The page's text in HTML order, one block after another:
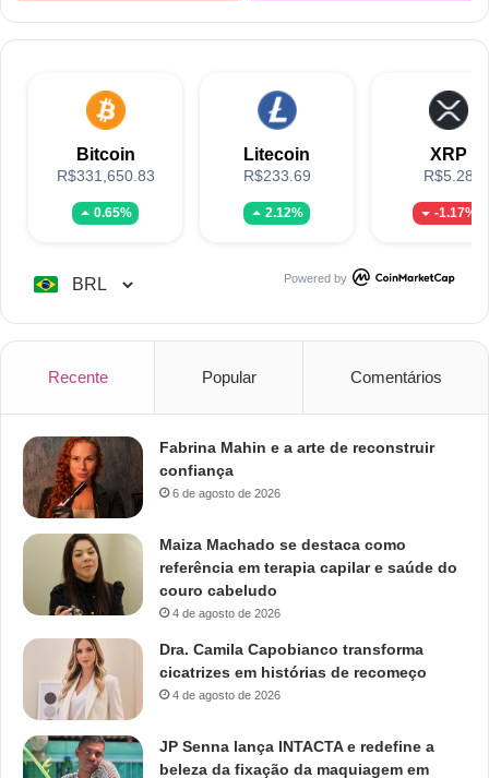
Bitcoin
R$331,650.83
0.65%
Litecoin
R$233.69
2.12%
XRP
R$5.28
-1.17%
Powered by
Recente Popular Comentários
Fabrina Mahin e a arte de reconstruir
confiança
6 de agosto de 2026
Maiza Machado se destaca como
referência em terapia capilar e saúde do
couro cabeludo
4 de agosto de 2026
Dra. Camila Capobianco transforma
cicatrizes em histórias de recomeço
4 de agosto de 2026
JP Senna lança INTACTA e redefine a
beleza da fixação da maquiagem em